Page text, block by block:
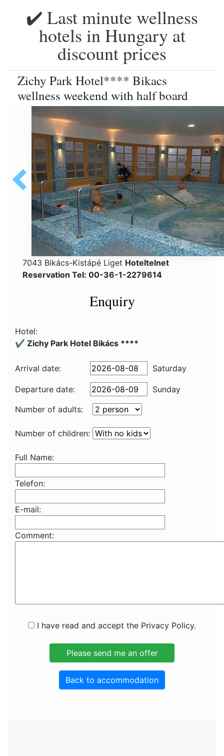
✔️ Last minute wellness
hotels in Hungary at
discount prices
Zichy Park Hotel**** Bikacs
wellness weekend with half board
7043 Bikács-Kistápé Liget Hoteltelnet
Reservation Tel: 00-36-1-2279614
Enquiry
Hotel:
✔️ Zichy Park Hotel Bikács ****
Arrival date: Saturday
Departure date:
Sunday
Number of adults:
Number of children:
Full Name:
Telefon:
E-mail:
Comment:
I have read and accept the Privacy Policy.
Back to accommodation